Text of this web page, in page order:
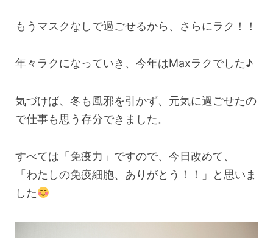
もうマスクなしで過ごせるから、さらにラク！！
年々ラクになっていき、今年はMaxラクでした♪
気づけば、冬も風邪を引かず、元気に過ごせたの
で仕事も思う存分できました。
すべては「免疫力」ですので、今日改めて、
「わたしの免疫細胞、ありがとう！！」と思いま
した